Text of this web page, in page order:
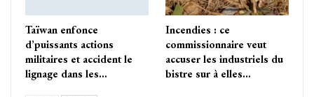
Taïwan enfonce
d’puissants actions
militaires et accident le
lignage dans les…
Incendies : ce
commissionnaire veut
accuser les industriels du
bistre sur à elles…